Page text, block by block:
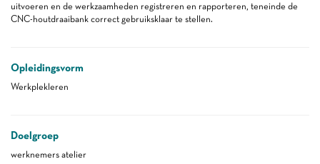
uitvoeren en de werkzaamheden registreren en rapporteren, teneinde de
CNC-houtdraaibank correct gebruiksklaar te stellen.
Opleidingsvorm
Werkplekleren
Doelgroep
werknemers atelier